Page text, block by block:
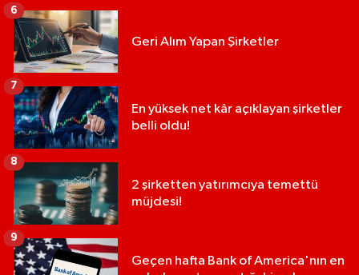
Geri Alım Yapan Şirketler
6
En yüksek net kâr açıklayan şirketler
belli oldu!
7
2 şirketten yatırımcıya temettü
müjdesi!
8
Geçen hafta Bank of America'nın en
9